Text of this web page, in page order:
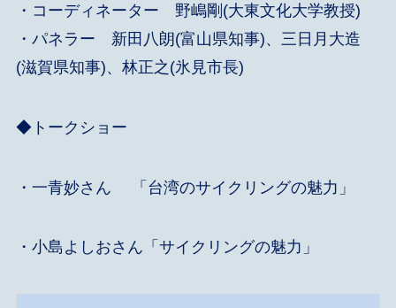
・コーディネーター 野嶋剛(大東文化大学教授)
・パネラー 新田八朗(富山県知事)、三日月大造
(滋賀県知事)、林正之(氷見市長)
◆トークショー
・一青妙さん 「台湾のサイクリングの魅力」
・小島よしおさん「サイクリングの魅力」